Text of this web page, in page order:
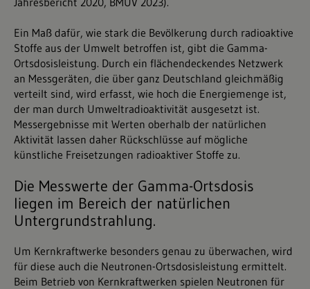
Ein Maß dafür, wie stark die Bevölkerung durch radioaktive
Stoffe aus der Umwelt betroffen ist, gibt die Gamma-
Ortsdosisleistung. Durch ein flächendeckendes Netzwerk
an Messgeräten, die über ganz Deutschland gleichmäßig
verteilt sind, wird erfasst, wie hoch die Energiemenge ist,
der man durch Umweltradioaktivität ausgesetzt ist.
Messergebnisse mit Werten oberhalb der natürlichen
Aktivität lassen daher Rückschlüsse auf mögliche
künstliche Freisetzungen radioaktiver Stoffe zu.
Die Messwerte der Gamma-Ortsdosis
liegen im Bereich der natürlichen
Untergrundstrahlung.
Um Kernkraftwerke besonders genau zu überwachen, wird
für diese auch die Neutronen-Ortsdosisleistung ermittelt.
Beim Betrieb von Kernkraftwerken spielen Neutronen für